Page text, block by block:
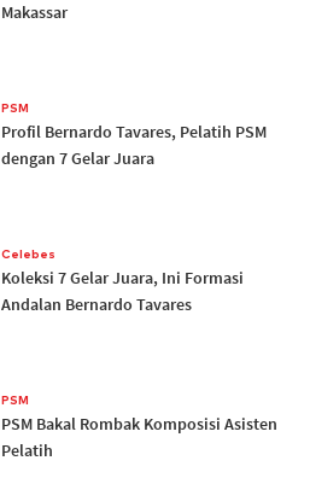
Makassar
PSM
Profil Bernardo Tavares, Pelatih PSM
dengan 7 Gelar Juara
Celebes
Koleksi 7 Gelar Juara, Ini Formasi
Andalan Bernardo Tavares
PSM
PSM Bakal Rombak Komposisi Asisten
Pelatih